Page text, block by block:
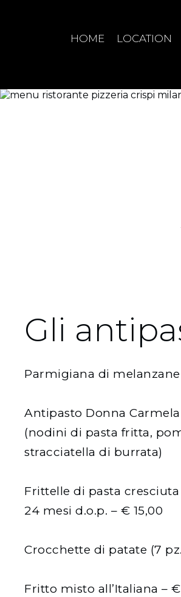
HOME LOCATION
Gli
Parmigiana di
Antipasto Donna Carmela
(nodini di pasta fritta,
stracciatella di burrata)
Frittelle di pasta
24 mesi d.o.p. – € 15,00
Crocchette di patate (7
Fritto misto all’Italiana – €